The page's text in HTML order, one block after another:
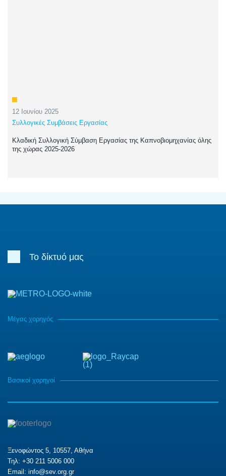
12 Ιουνίου 2025
Συλλογικές Συμβάσεις Εργασίας
Κλαδική Συλλογική Σύμβαση Εργασίας της Καπνοβιομηχανίας όλης
της χώρας 2025-2026
Το δίκτυό μας
Μέγας χορηγός
Βασικοί χορηγοί
Ξενοφώντος 5, 10557, Αθήνα
Τηλ: +30 211 5006 000
Email: info@sev.org.gr